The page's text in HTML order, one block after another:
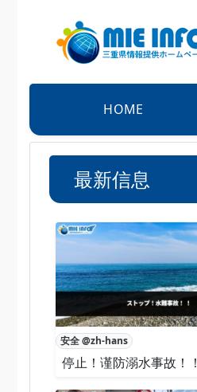
HOME
最新信息
安全 @zh-hans
停止！谨防溺水事故！！